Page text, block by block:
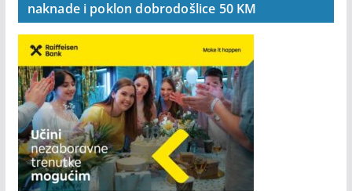
naknade i poklon dobrodošlice 50 KM